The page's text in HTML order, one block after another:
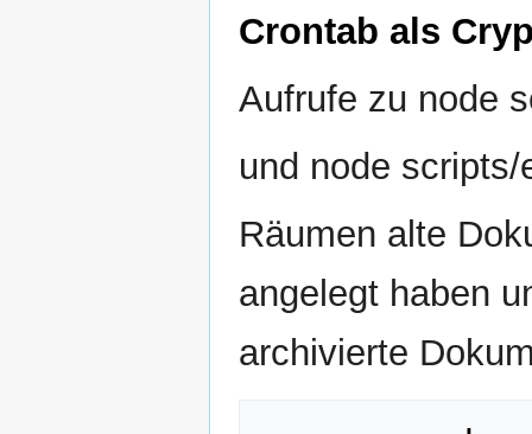
Crontab als
Aufrufe zu node
und node
Räumen alte
angelegt haben
archivierte